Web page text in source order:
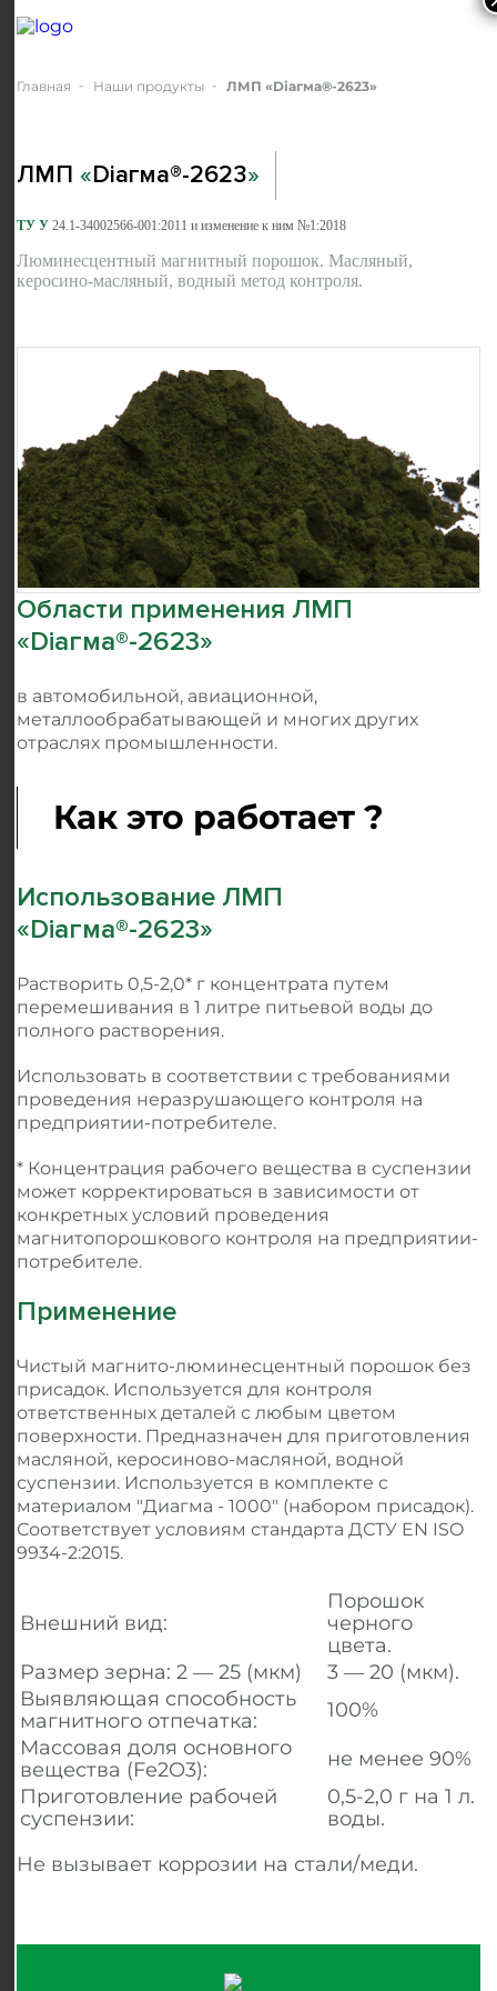
Главная Наши продукты ЛМП «Dіагма®-2623»
ЛМП «Dіагма®-2623»
ТУ У 24.1-34002566-001:2011 и изменение к ним №1:2018
Люминесцентный магнитный порошок. Масляный,
керосино-масляный, водный метод контроля.
Области применения ЛМП
«Dіагма®-2623»
в автомобильной, авиационной,
металлообрабатывающей и многих других
отраслях промышленности.
Как это работает ?
Использование ЛМП
«Dіагма®-2623»
Растворить 0,5-2,0* г концентрата путем
перемешивания в 1 литре питьевой воды до
полного растворения.
Использовать в соответствии с требованиями
проведения неразрушающего контроля на
предприятии-потребителе.
* Концентрация рабочего вещества в суспензии
может корректироваться в зависимости от
конкретных условий проведения
магнитопорошкового контроля на предприятии-
потребителе.
Применение
Чистый магнито-люминесцентный порошок без
присадок. Используется для контроля
ответственных деталей с любым цветом
поверхности. Предназначен для приготовления
масляной, керосиново-масляной, водной
суспензии. Используется в комплекте с
материалом "Диагма - 1000" (набором присадок).
Соответствует условиям стандарта ДСТУ EN ISO
9934-2:2015.
Внешний вид:
Порошок
черного
цвета.
Размер зерна: 2 ― 25 (мкм)
3 ― 20 (мкм).
Выявляющая способность
магнитного отпечатка:
100%
Массовая доля основного
вещества (Fe2O3):
не менее 90%
Приготовление рабочей
суспензии:
0,5-2,0 г на 1 л.
воды.
Не вызывает коррозии на стали/меди.